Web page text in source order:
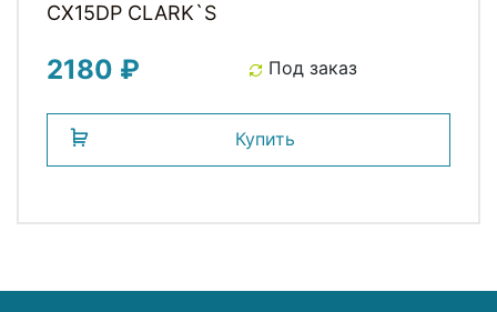
CX15DP СLARK`S
2180 ₽ Под заказ
Купить